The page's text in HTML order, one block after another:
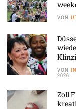
VON
VON
2026
Zoll